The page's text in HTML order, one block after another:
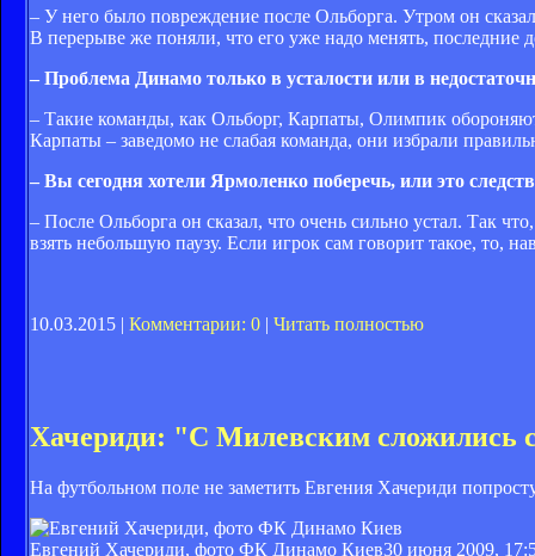
– У него было повреждение после Ольборга. Утром он
В перерыве же поняли, что его уже надо менять, последние
– Проблема Динамо только в усталости или в
– Такие команды, как Ольборг, Карпаты, Олимпик
Карпаты – заведомо не слабая команда, они избрали
– Вы сегодня хотели Ярмоленко поберечь, или это
– После Ольборга он сказал, что очень сильно устал. Так
взять небольшую паузу. Если игрок сам говорит такое, то,
10.03.2015 | Комментарии: 0 | Читать полностью
Хачериди: "С Милевским сложились
На футбольном поле не заметить Евгения Хачериди
Евгений Хачериди, фото ФК Динамо Киев30 июня 2009,